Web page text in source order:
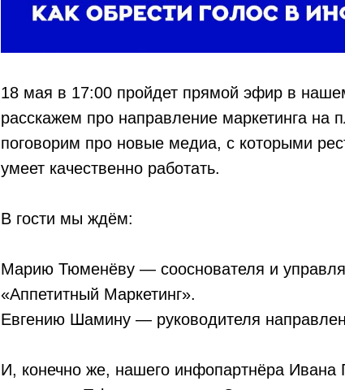
18 мая в 17:00 пройдет прямой эфир в
расскажем про направление маркетинга на
поговорим про новые медиа, с которыми
умеет качественно работать.
В гости мы ждём:
Марию Тюменёву — сооснователя и
«Аппетитный Маркетинг».
Евгению Шамину — руководителя
И, конечно же, нашего инфопартнёра Ивана